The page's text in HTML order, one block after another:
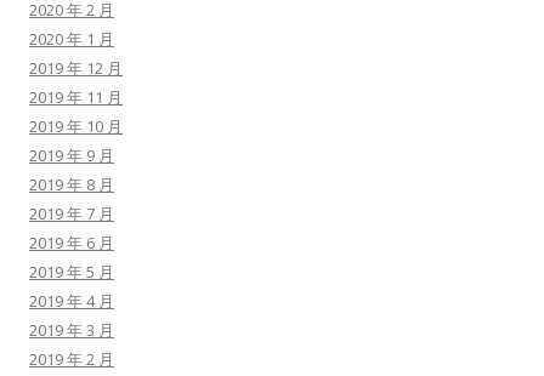
2020 年 2 月
2020 年 1 月
2019 年 12 月
2019 年 11 月
2019 年 10 月
2019 年 9 月
2019 年 8 月
2019 年 7 月
2019 年 6 月
2019 年 5 月
2019 年 4 月
2019 年 3 月
2019 年 2 月